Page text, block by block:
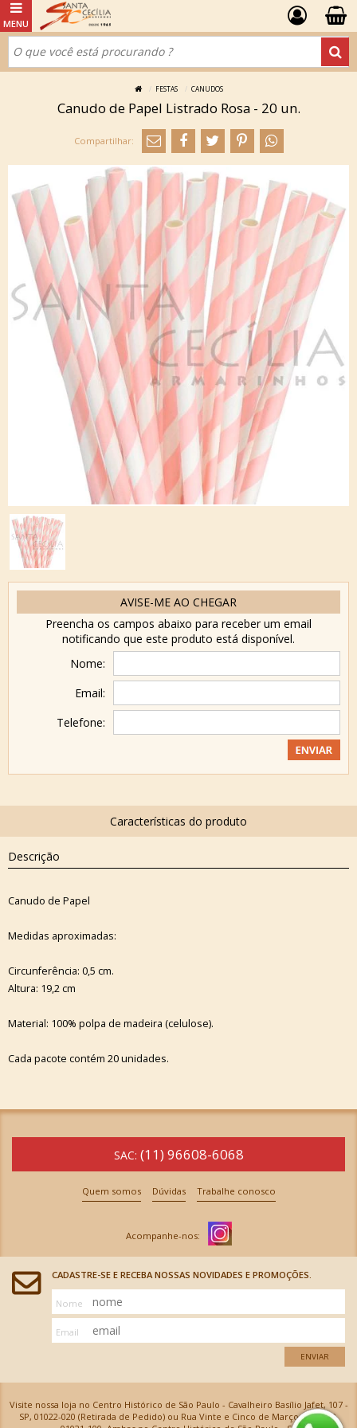
FESTAS CANUDOS
Canudo de Papel Listrado Rosa - 20 un.
AVISE-ME AO CHEGAR
Preencha os campos abaixo para receber um email
notificando que este produto está disponível.
Nome:
Email:
Telefone:
Descrição
Canudo de Papel
Medidas aproximadas:
Circunferência: 0,5 cm.
Altura: 19,2 cm
Material: 100% polpa de madeira (celulose).
Cada pacote contém 20 unidades.
SAC: (11) 96608-6068
Quem somos Dúvidas Trabalhe conosco
CADASTRE-SE E RECEBA NOSSAS NOVIDADES E PROMOÇÕES.
Nome
Email
ENVIAR
Visite nossa loja no Centro Histórico de São Paulo - Cavalheiro Basílio Jafet, 107 -
SP, 01022-020 (Retirada de Pedido) ou Rua Vinte e Cinco de Março, 576 - SP,